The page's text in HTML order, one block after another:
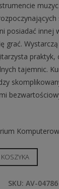
posiadać innej
grać.
praktyk,
tajemnic.
SKU: AV-04786